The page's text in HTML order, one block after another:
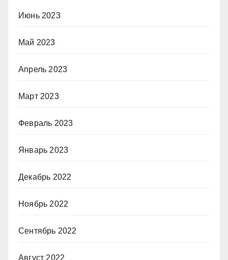
Июнь 2023
Май 2023
Апрель 2023
Март 2023
Февраль 2023
Январь 2023
Декабрь 2022
Ноябрь 2022
Сентябрь 2022
Август 2022